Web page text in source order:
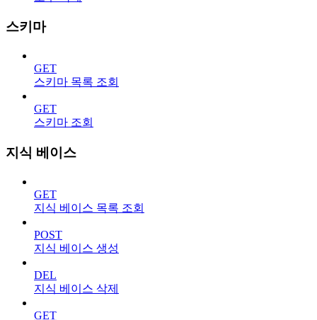
스키마
GET
스키마 목록 조회
GET
스키마 조회
지식 베이스
GET
지식 베이스 목록 조회
POST
지식 베이스 생성
DEL
지식 베이스 삭제
GET